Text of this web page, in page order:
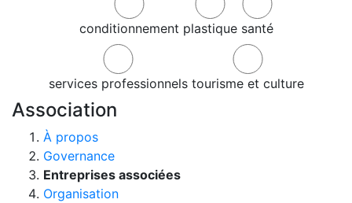
conditionnement plastique santé
services professionnels tourisme et culture
Association
À propos
Governance
Entreprises associées
Organisation